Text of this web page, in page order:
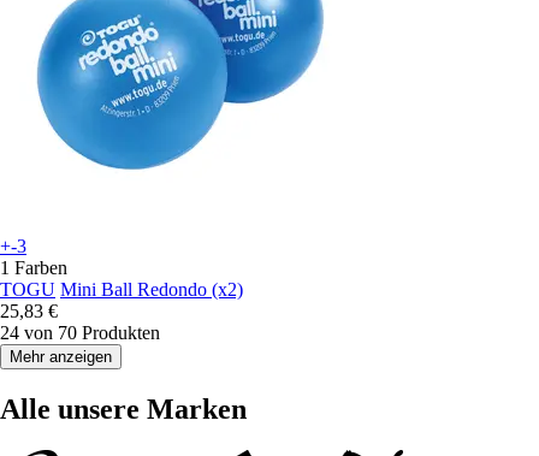
+-3
1 Farben
TOGU Mini Ball Redondo (x2)
25,83 €
24 von 70 Produkten
Mehr anzeigen
Alle unsere Marken